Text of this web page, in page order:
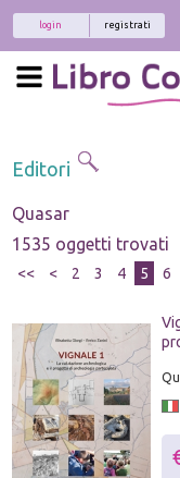
registrati
login
Editori
Quasar
1535 oggetti trovati
<< < 2 3 4 5 6